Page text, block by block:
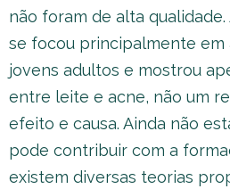
não foram de alta
se focou principalmente em
jovens adultos e mostrou
entre leite e acne, não um
efeito e causa. Ainda não
pode contribuir com a
existem diversas teorias